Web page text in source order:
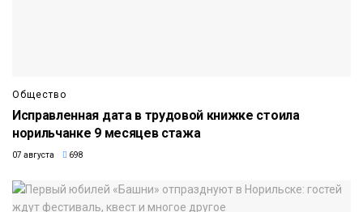
Общество
Исправленная дата в трудовой книжке стоила
норильчанке 9 месяцев стажа
07 августа 698